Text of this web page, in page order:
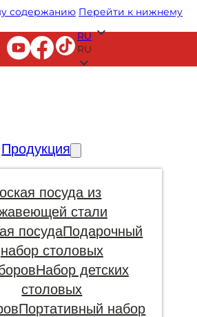
содержанию Перейти к нижнему
RU
RU
Продукция
посуда из
стали
посудаПодарочный
набор столовых
Набор детских
столовых
Портативный набор